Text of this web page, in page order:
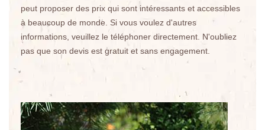
peut proposer des prix qui sont intéressants et accessibles
à beaucoup de monde. Si vous voulez d'autres
informations, veuillez le téléphoner directement. N'oubliez
pas que son devis est gratuit et sans engagement.